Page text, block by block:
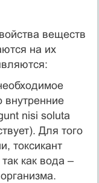
веществ
на их
внутренние
nisi soluta
Для того
токсикант
как вода –